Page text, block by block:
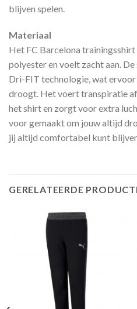
blijven spelen.
Materiaal
Het FC Barcelona
polyester en voelt zacht aan.
Dri-FIT technologie, wat
droogt. Het voert transpiratie
het shirt en zorgt voor extra
voor gemaakt om jouw altijd
jij altijd comfortabel kunt
GERELATEERDE